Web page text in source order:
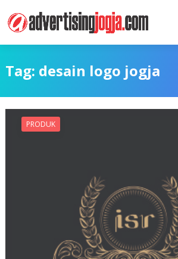
Tag: desain logo jogja
PRODUK